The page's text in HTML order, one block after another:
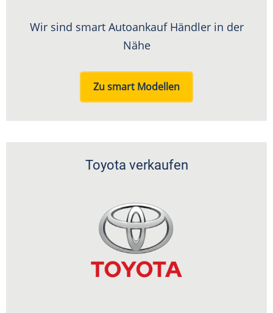
Wir sind smart Autoankauf Händler in der
Nähe
Zu smart Modellen
Toyota verkaufen